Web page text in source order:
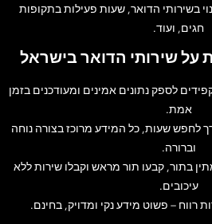
בשירותי הדואר, שעות פעילות בתקופות
חגים, ועוד.
על שירותי הדואר בישראל
לספק נתונים אמינים ומעודכנים בזמן
אמת.
לחפש שעות, כל המידע מרוכז בצורה נוחה
וברורה.
בתור, קבעו תור מראש וקבלו שירות ללא
עיכובים.
רווח – פשוט מידע נקי ומדויק, בחינם.